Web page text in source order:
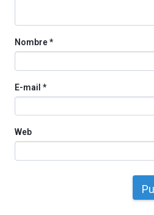
Nombre*
E-mail *
Web